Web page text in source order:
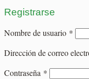
Registrarse
Nombre de usuario *
Dirección de correo
Contraseña * Obligatorio